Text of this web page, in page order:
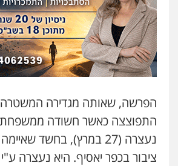
0547556464
עו"ד אילן אלימלך
פלילי פשיעה חמורה
0522992110
עו"ד שאדי נאטור
פלילי פשיעה חמורה
0509230800
הפרשה, שאותה מגדירה
התפוצצה כאשר חשודה
נעצרה (27 במרץ), בחשד
ציבור בכפר יאסיף. היא נעצרה